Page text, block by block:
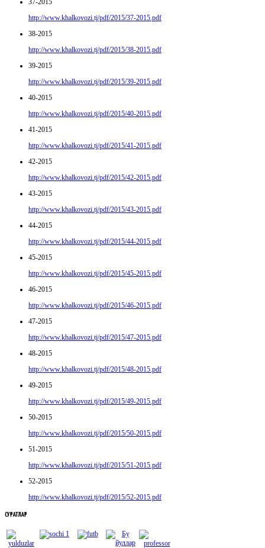
37-2015
http://www.khalkovozi.tj/pdf/2015/37-2015.pdf
38-2015
http://www.khalkovozi.tj/pdf/2015/38-2015.pdf
39-2015
http://www.khalkovozi.tj/pdf/2015/39-2015.pdf
40-2015
http://www.khalkovozi.tj/pdf/2015/40-2015.pdf
41-2015
http://www.khalkovozi.tj/pdf/2015/41-2015.pdf
42-2015
http://www.khalkovozi.tj/pdf/2015/42-2015.pdf
43-2015
http://www.khalkovozi.tj/pdf/2015/43-2015.pdf
44-2015
http://www.khalkovozi.tj/pdf/2015/44-2015.pdf
45-2015
http://www.khalkovozi.tj/pdf/2015/45-2015.pdf
46-2015
http://www.khalkovozi.tj/pdf/2015/46-2015.pdf
47-2015
http://www.khalkovozi.tj/pdf/2015/47-2015.pdf
48-2015
http://www.khalkovozi.tj/pdf/2015/48-2015.pdf
49-2015
http://www.khalkovozi.tj/pdf/2015/49-2015.pdf
50-2015
http://www.khalkovozi.tj/pdf/2015/50-2015.pdf
51-2015
http://www.khalkovozi.tj/pdf/2015/51-2015.pdf
52-2015
http://www.khalkovozi.tj/pdf/2015/52-2015.pdf
СУРАТЛАР